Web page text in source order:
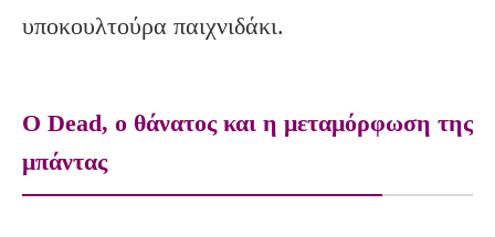
υποκουλτούρα παιχνιδάκι.
Ο Dead, ο θάνατος και η μεταμόρφωση της
μπάντας